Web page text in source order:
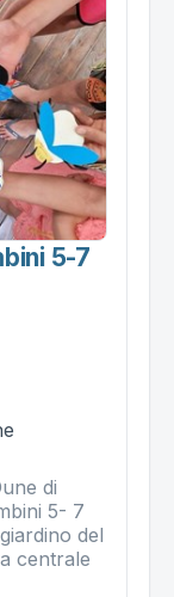
5-7
di
5- 7
del
centrale